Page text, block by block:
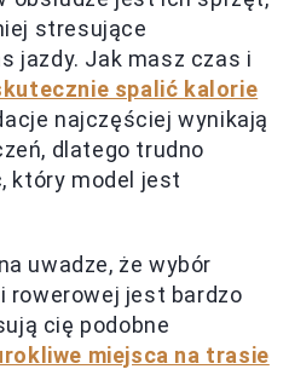
stresujące
jazdy. Jak masz czas i
spalić kalorie
najczęściej wynikają
dlatego trudno
który model jest
uwadze, że wybór
rowerowej jest bardzo
cię podobne
miejsca na trasie